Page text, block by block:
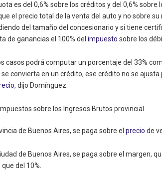
es del 0,6% sobre los créditos y del 0,6%
el precio total de la venta del auto y no sobre
del tamaño del concesionario y si tiene
de ganancias el 100% del impuesto sobre los
casos podrá computar un porcentaje del 33%
se convierta en un crédito, ese crédito no se
, dijo Domínguez.
Impuestos sobre los Ingresos Brutos provincial
de Buenos Aires, se paga sobre el precio de
de Buenos Aires, se paga sobre el margen,
del 10%.